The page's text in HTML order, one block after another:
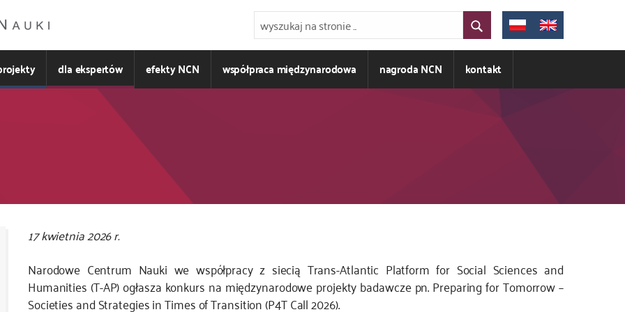
dla ekspertów efekty NCN współpraca międzynarodowa nagroda NCN kontakt
Kod
i
JS
17 kwietnia 2026 r.
Narodowe Centrum Nauki we współpracy z siecią Trans-Atlantic Platform for Social Sciences and
Humanities (T-AP) ogłasza konkurs na międzynarodowe projekty badawcze pn. Preparing for Tomorrow –
Societies and Strategies in Times of Transition (P4T Call 2026).